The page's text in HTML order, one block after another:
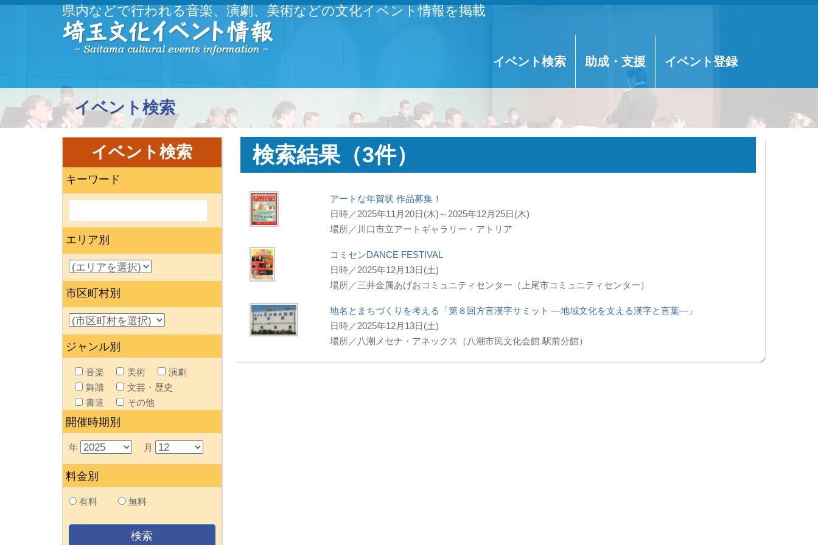
県内などで行われる音楽、演劇、美術などの文化イベント情報を掲載
イベント検索 助成・支援 イベント登録
イベント検索
検索結果（3件）
アートな年賀状 作品募集！
日時／2025年11月20日(木)～2025年12月25日(木)
場所／川口市立アートギャラリー・アトリア
コミセンDANCE FESTIVAL
日時／2025年12月13日(土)
場所／三井金属あげおコミュニティセンター（上尾市コミュニティセンター）
地名とまちづくりを考える「第８回方言漢字サミット ―地域文化を支える漢字と言葉―」
日時／2025年12月13日(土)
場所／八潮メセナ・アネックス（八潮市民文化会館 駅前分館）
イベント検索
キーワード
エリア別
市区町村別
ジャンル別
音楽 美術
演劇
舞踏
文芸・歴史
書道
その他
開催時期別
年 月
料金別
有料 無料